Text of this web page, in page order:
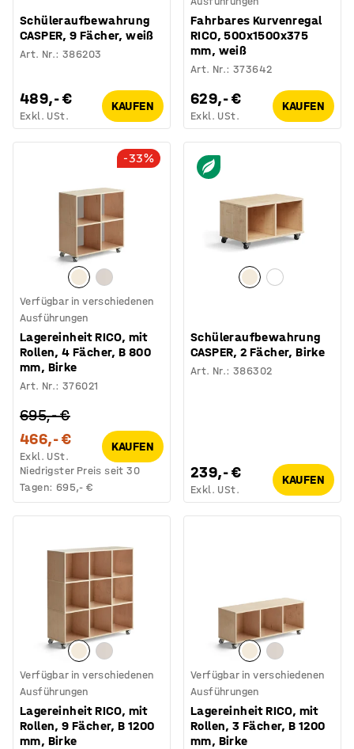
Schüleraufbewahrung
CASPER, 9 Fächer, weiß
Art. Nr.:386203
489,- €
Exkl. USt.
KAUFEN
Fahrbares Kurvenregal
RICO, 500x1500x375
mm, weiß
Art. Nr.:373642
629,- €
Exkl. USt.
KAUFEN
-33%
Verfügbar in verschiedenen
Ausführungen
Lagereinheit RICO, mit
Rollen, 4 Fächer, B 800
mm, Birke
Art. Nr.:376021
466,- €
695,- €
Exkl. USt.
KAUFEN
Niedrigster Preis seit 30
Tagen: 695,- €
Schüleraufbewahrung
CASPER, 2 Fächer, Birke
Art. Nr.:386302
239,- €
Exkl. USt.
KAUFEN
Verfügbar in verschiedenen
Ausführungen
Lagereinheit RICO, mit
Rollen, 9 Fächer, B 1200
mm, Birke
Verfügbar in verschiedenen
Ausführungen
Lagereinheit RICO, mit
Rollen, 3 Fächer, B 1200
mm, Birke